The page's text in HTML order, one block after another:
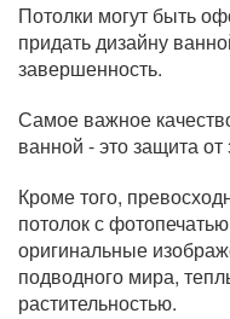
Потолки могут быть
придать дизайну
завершенность.
Самое важное
ванной - это защита
Кроме того,
потолок с
оригинальные
подводного мира,
растительностью.